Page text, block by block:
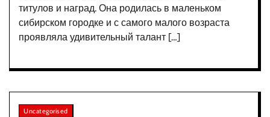
титулов и наград. Она родилась в маленьком
сибирском городке и с самого малого возраста
проявляла удивительный талант […]
Uncategorised